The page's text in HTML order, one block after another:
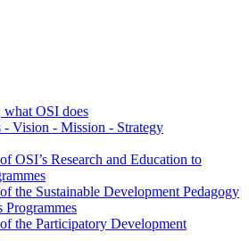
OSI does
- Vision - Mission - Strategy
OSI’s Research and Education to
the Sustainable Development Pedagogy
Programmes
the Participatory Development